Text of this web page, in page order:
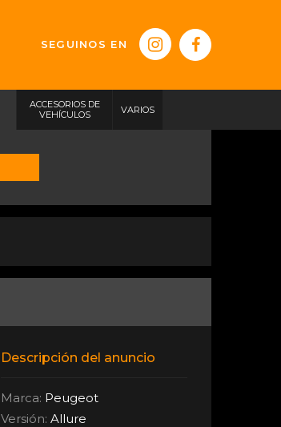
SEGUINOS EN
ACCESORIOS DE
VEHÍCULOS
VARIOS
Descripción del anuncio
Marca: Peugeot
Versión: Allure